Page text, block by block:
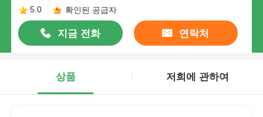
5.0
확인된 공급자
지금 전화 연락처
상품 저희에 관하여